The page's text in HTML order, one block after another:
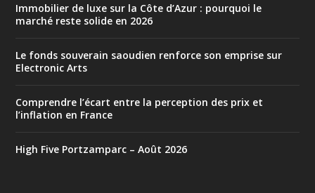
Immobilier de luxe sur la Côte d’Azur : pourquoi le
marché reste solide en 2026
Le fonds souverain saoudien renforce son emprise sur
Electronic Arts
Comprendre l’écart entre la perception des prix et
l’inflation en France
High Five Portzamparc – Août 2026